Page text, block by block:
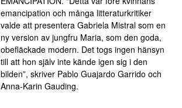
emancipation och många litteraturkritiker
valde att presentera Gabriela Mistral som en
ny version av jungfru Maria, som den goda,
obefläckade modern. Det togs ingen hänsyn
till att hon själv inte kände igen sig i den
bilden”, skriver Pablo Guajardo Garrido och
Anna-Karin Gauding.